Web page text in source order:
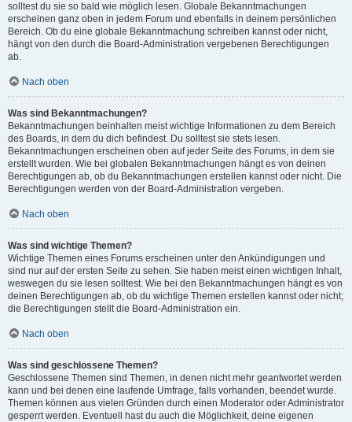
solltest du sie so bald wie möglich lesen. Globale Bekanntmachungen
erscheinen ganz oben in jedem Forum und ebenfalls in deinem persönlichen
Bereich. Ob du eine globale Bekanntmachung schreiben kannst oder nicht,
hängt von den durch die Board-Administration vergebenen Berechtigungen
ab.
Nach oben
Was sind Bekanntmachungen?
Bekanntmachungen beinhalten meist wichtige Informationen zu dem Bereich
des Boards, in dem du dich befindest. Du solltest sie stets lesen.
Bekanntmachungen erscheinen oben auf jeder Seite des Forums, in dem sie
erstellt wurden. Wie bei globalen Bekanntmachungen hängt es von deinen
Berechtigungen ab, ob du Bekanntmachungen erstellen kannst oder nicht. Die
Berechtigungen werden von der Board-Administration vergeben.
Nach oben
Was sind wichtige Themen?
Wichtige Themen eines Forums erscheinen unter den Ankündigungen und
sind nur auf der ersten Seite zu sehen. Sie haben meist einen wichtigen Inhalt,
weswegen du sie lesen solltest. Wie bei den Bekanntmachungen hängt es von
deinen Berechtigungen ab, ob du wichtige Themen erstellen kannst oder nicht;
die Berechtigungen stellt die Board-Administration ein.
Nach oben
Was sind geschlossene Themen?
Geschlossene Themen sind Themen, in denen nicht mehr geantwortet werden
kann und bei denen eine laufende Umfrage, falls vorhanden, beendet wurde.
Themen können aus vielen Gründen durch einen Moderator oder Administrator
gesperrt werden. Eventuell hast du auch die Möglichkeit, deine eigenen